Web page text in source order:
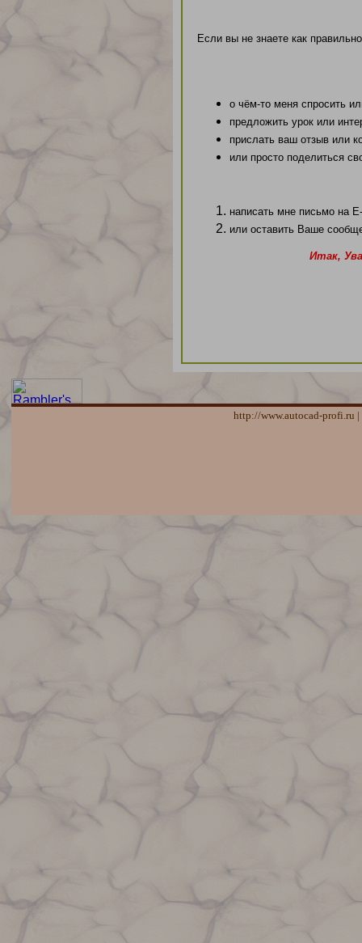
Если вы не знаете как
о чём-то меня спросить
предложить урок или
прислать ваш отзыв или
или просто поделиться
написать мне письмо на
или оставить Ваше
Итак,
http://www.autocad-